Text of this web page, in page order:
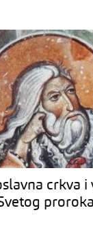
crkva i